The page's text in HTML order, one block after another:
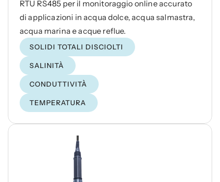
RTU RS485 per il monitoraggio online accurato
di applicazioni in acqua dolce, acqua salmastra,
acqua marina e acque reflue.
SOLIDI TOTALI DISCIOLTI
SALINITÀ
CONDUTTIVITÀ
TEMPERATURA